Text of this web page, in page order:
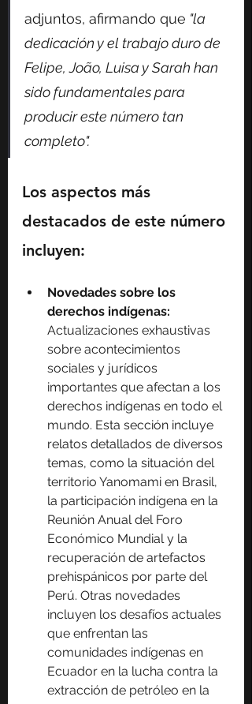
adjuntos, afirmando que "la
dedicación y el trabajo duro de
Felipe, João, Luisa y Sarah han
sido fundamentales para
producir este número tan
completo".
Los aspectos más
destacados de este número
incluyen:
Novedades sobre los
derechos indígenas:
Actualizaciones exhaustivas
sobre acontecimientos
sociales y jurídicos
importantes que afectan a los
derechos indígenas en todo el
mundo. Esta sección incluye
relatos detallados de diversos
temas, como la situación del
territorio Yanomami en Brasil,
la participación indígena en la
Reunión Anual del Foro
Económico Mundial y la
recuperación de artefactos
prehispánicos por parte del
Perú. Otras novedades
incluyen los desafíos actuales
que enfrentan las
comunidades indígenas en
Ecuador en la lucha contra la
extracción de petróleo en la